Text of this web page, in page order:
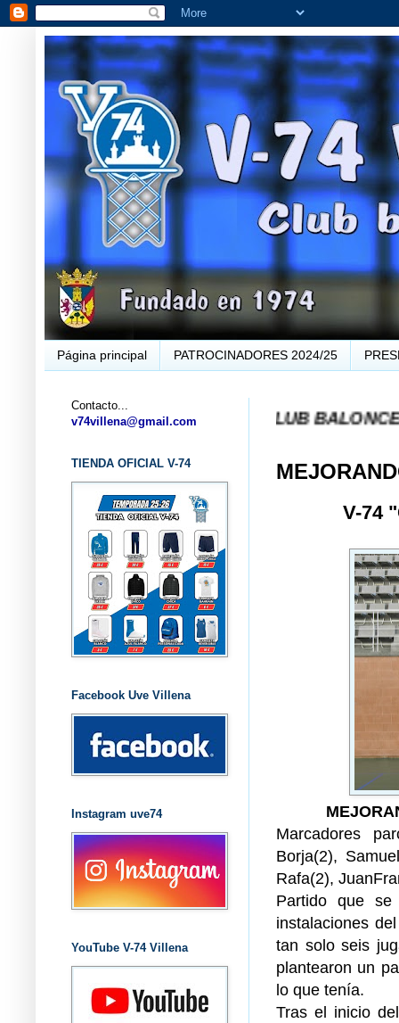
Página principal PATROCINADORES 2024/25
... CLUB BALONCESTO V-
V-74
Marcadores
Borja(2),
Rafa(2),
Partido que
instalaciones
tan solo seis
plantearon un
lo que tenía.
Tras el inicio
Contacto...
v74villena@gmail.com
TIENDA OFICIAL V-74
Facebook Uve Villena
Instagram uve74
YouTube V-74 Villena